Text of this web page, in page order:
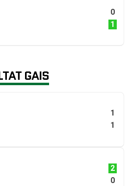
0
1
GAIS
1
1
2
0